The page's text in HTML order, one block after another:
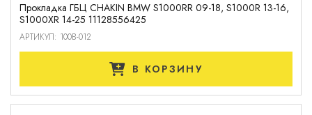
Прокладка ГБЦ CHAKIN BMW S1000RR 09-18, S1000R 13-16,
S1000XR 14-25 11128556425
АРТИКУЛ: 100B-012
В КОРЗИНУ